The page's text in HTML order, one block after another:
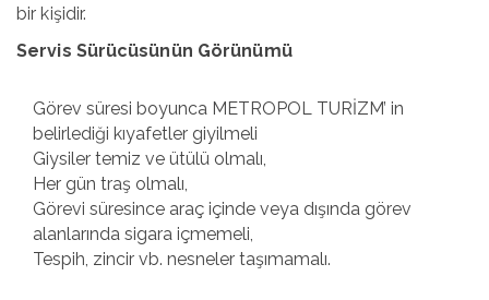
bir kişidir.
Servis Sürücüsünün Görünümü
Görev süresi boyunca METROPOL TURİZM’ in
belirlediği kıyafetler giyilmeli
Giysiler temiz ve ütülü olmalı,
Her gün traş olmalı,
Görevi süresince araç içinde veya dışında görev
alanlarında sigara içmemeli,
Tespih, zincir vb. nesneler taşımamalı.